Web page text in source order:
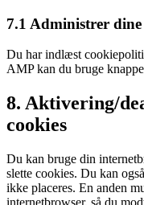
7.1 Administrer
Du har indlæst
AMP kan du bruge
8. Aktivering/
cookies
Du kan bruge din
slette cookies. Du kan
ikke placeres. En anden